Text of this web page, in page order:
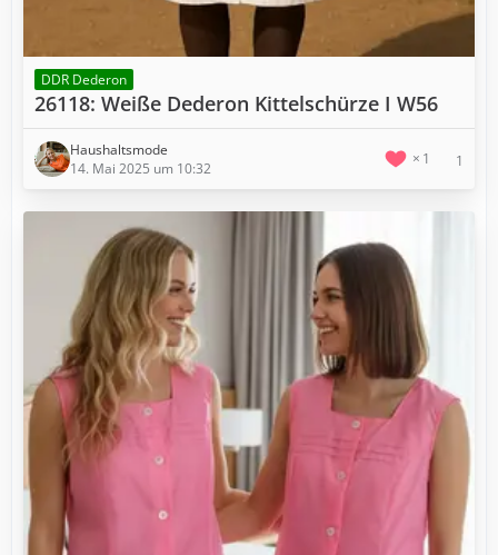
DDR Dederon
26118: Weiße Dederon Kittelschürze I W56
Haushaltsmode
14. Mai 2025 um 10:32
1 1